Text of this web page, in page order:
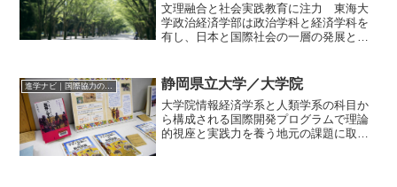
文理融合と社会実践教育に注力 東海大
学政治経済学部は政治学科と経済学科を
有し、日本と国際社会の一層の発展と向
の養成を目指している。同学部を含め、
東海大学は文理融合と社会的...
進学ナビ｜国際協力の進学情報 静岡県立大学／大学院
大学院情報経済学系と人類学系の科目か
ら構成される国際開発プログラムで理論
的視座と実践力を養う地元の課題に取り